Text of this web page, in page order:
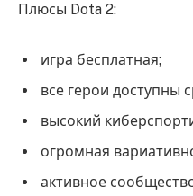
Плюсы Dota 2:
игра бесплатная;
все герои доступны
высокий
огромная
активное